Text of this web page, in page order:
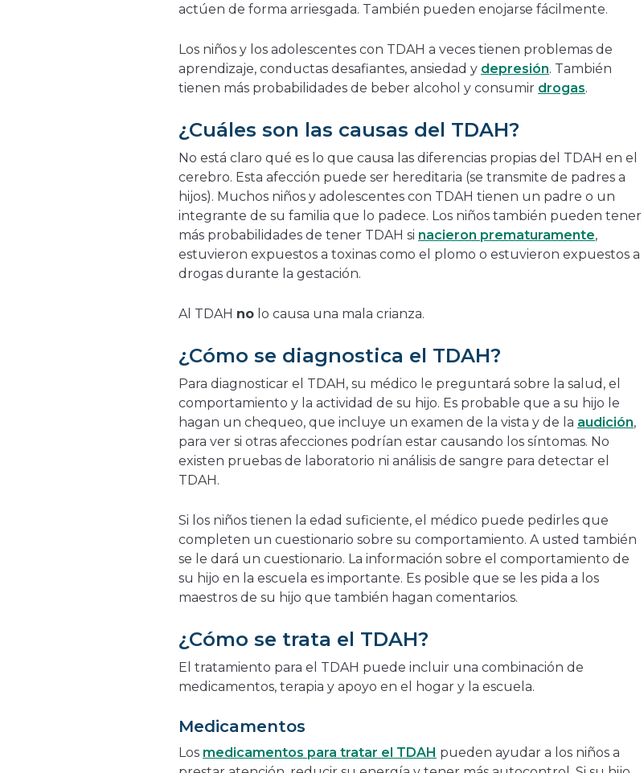
actúen de forma arriesgada. También pueden enojarse fácilmente.
Los niños y los adolescentes con TDAH a veces tienen problemas de
aprendizaje, conductas desafiantes, ansiedad y depresión. También
tienen más probabilidades de beber alcohol y consumir drogas.
¿Cuáles son las causas del TDAH?
No está claro qué es lo que causa las diferencias propias del TDAH en el
cerebro. Esta afección puede ser hereditaria (se transmite de padres a
hijos). Muchos niños y adolescentes con TDAH tienen un padre o un
integrante de su familia que lo padece. Los niños también pueden tener
más probabilidades de tener TDAH si nacieron prematuramente,
estuvieron expuestos a toxinas como el plomo o estuvieron expuestos a
drogas durante la gestación.
Al TDAH no lo causa una mala crianza.
¿Cómo se diagnostica el TDAH?
Para diagnosticar el TDAH, su médico le preguntará sobre la salud, el
comportamiento y la actividad de su hijo. Es probable que a su hijo le
hagan un chequeo, que incluye un examen de la vista y de la audición,
para ver si otras afecciones podrían estar causando los síntomas. No
existen pruebas de laboratorio ni análisis de sangre para detectar el
TDAH.
Si los niños tienen la edad suficiente, el médico puede pedirles que
completen un cuestionario sobre su comportamiento. A usted también
se le dará un cuestionario. La información sobre el comportamiento de
su hijo en la escuela es importante. Es posible que se les pida a los
maestros de su hijo que también hagan comentarios.
¿Cómo se trata el TDAH?
El tratamiento para el TDAH puede incluir una combinación de
medicamentos, terapia y apoyo en el hogar y la escuela.
Medicamentos
Los medicamentos para tratar el TDAH pueden ayudar a los niños a